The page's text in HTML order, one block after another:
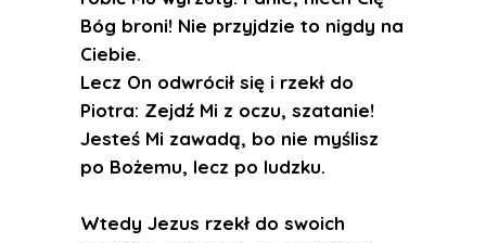
Bóg broni! Nie przyjdzie to nigdy na
Ciebie.
Lecz On odwrócił się i rzekł do
Piotra: Zejdź Mi z oczu, szatanie!
Jesteś Mi zawadą, bo nie myślisz
po Bożemu, lecz po ludzku.
Wtedy Jezus rzekł do swoich